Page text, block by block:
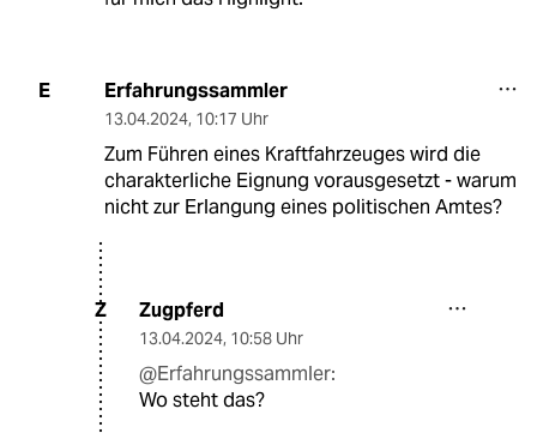
E Erfahrungssammler
13.04.2024, 10:17 Uhr
Zum Führen eines Kraftfahrzeuges wird die
charakterliche Eignung vorausgesetzt - warum
nicht zur Erlangung eines politischen Amtes?
Z Zugpferd
13.04.2024, 10:58 Uhr
@Erfahrungssammler:
Wo steht das?